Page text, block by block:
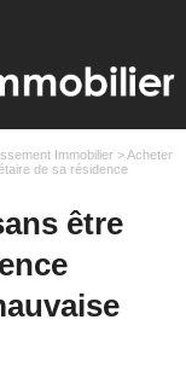
Immobilier>Acheter
de sa résidence
être